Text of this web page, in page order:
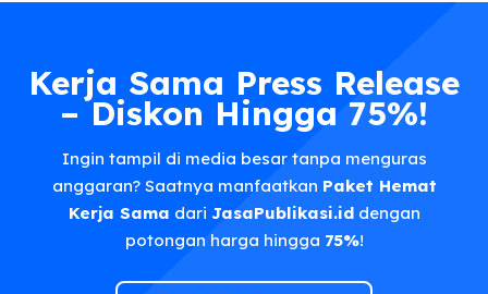
Kerja Sama Press Release
– Diskon Hingga 75%!
Ingin tampil di media besar tanpa menguras
anggaran? Saatnya manfaatkan Paket Hemat
Kerja Sama dari JasaPublikasi.iddengan
potongan harga hingga 75%!